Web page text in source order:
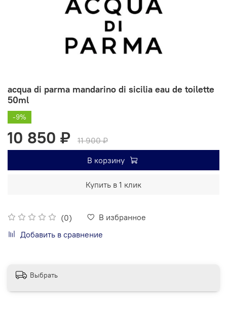
acqua di parma mandarino di sicilia eau de toilette
50ml
(0)
В избранное
Добавить в сравнение
-9%
10 850 ₽
11 900 ₽
В корзину
Купить в 1 клик
Выбрать